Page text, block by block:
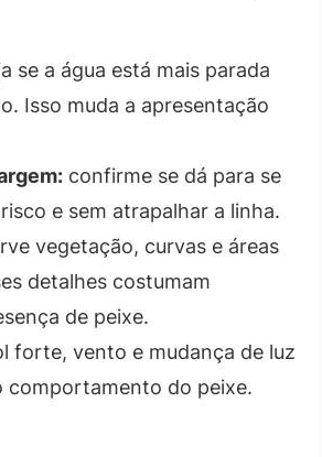
se a água está mais parada
Isso muda a apresentação
confirme se dá para se
e sem atrapalhar a linha.
vegetação, curvas e áreas
detalhes costumam
de peixe.
forte, vento e mudança de luz
comportamento do peixe.